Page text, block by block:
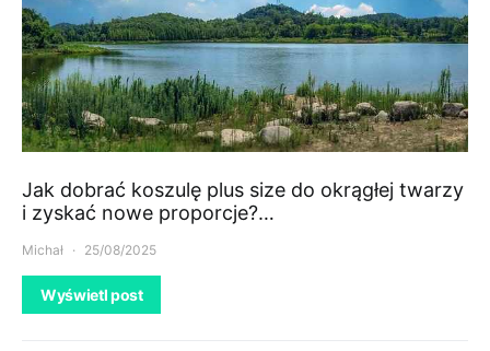
Jak dobrać koszulę plus size do okrągłej twarzy
i zyskać nowe proporcje?…
Michał 25/08/2025
Wyświetl post